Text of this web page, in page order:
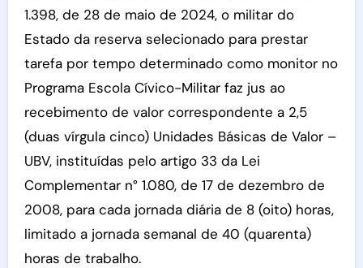
1.398, de 28 de maio de 2024, o militar do
Estado da reserva selecionado para prestar
tarefa por tempo determinado como monitor no
Programa Escola Cívico-Militar faz jus ao
recebimento de valor correspondente a 2,5
(duas vírgula cinco) Unidades Básicas de Valor –
UBV, instituídas pelo artigo 33 da Lei
Complementar n° 1.080, de 17 de dezembro de
2008, para cada jornada diária de 8 (oito) horas,
limitado a jornada semanal de 40 (quarenta)
horas de trabalho.